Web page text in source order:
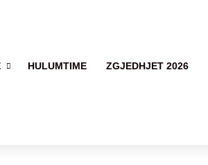
HULUMTIME ZGJEDHJET 2026